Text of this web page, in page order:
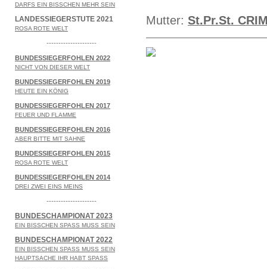
Mutter: St.Pr.St. C
DARFS EIN BISSCHEN MEHR SEIN
LANDESSIEGERSTUTE 2021
ROSA ROTE WELT
---------------------
BUNDESSIEGERFOHLEN 2022
NICHT VON DIESER WELT
BUNDESSIEGERFOHLEN 2019
HEUTE EIN KÖNIG
BUNDESSIEGERFOHLEN 2017
FEUER UND FLAMME
BUNDESSIEGERFOHLEN 2016
ABER BITTE MIT SAHNE
BUNDESSIEGERFOHLEN 2015
ROSA ROTE WELT
BUNDESSIEGERFOHLEN 2014
DREI ZWEI EINS MEINS
---------------------
BUNDESCHAMPIONAT 2023
EIN BISSCHEN SPASS MUSS SEIN
BUNDESCHAMPIONAT 2022
EIN BISSCHEN SPASS MUSS SEIN
HAUPTSACHE IHR HABT SPASS